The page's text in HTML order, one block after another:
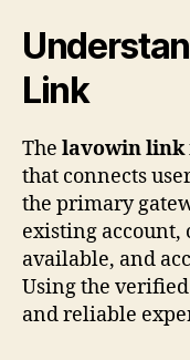
Link
The lavowin link
that connects
the primary
existing
available, and
Using the
and reliable